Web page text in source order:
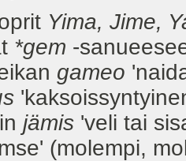
Yima, Jime,
*gem -
gameo
jämis 'veli tai
(molempi,